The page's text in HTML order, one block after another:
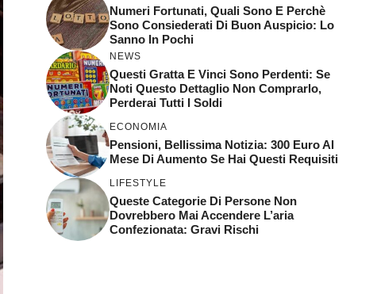
Numeri Fortunati, Quali Sono E Perchè
Sono Consiederati Di Buon Auspicio: Lo
Sanno In Pochi
NEWS
Questi Gratta E Vinci Sono Perdenti: Se
Noti Questo Dettaglio Non Comprarlo,
Perderai Tutti I Soldi
ECONOMIA
Pensioni, Bellissima Notizia: 300 Euro Al
Mese Di Aumento Se Hai Questi Requisiti
LIFESTYLE
Queste Categorie Di Persone Non
Dovrebbero Mai Accendere L’aria
Confezionata: Gravi Rischi